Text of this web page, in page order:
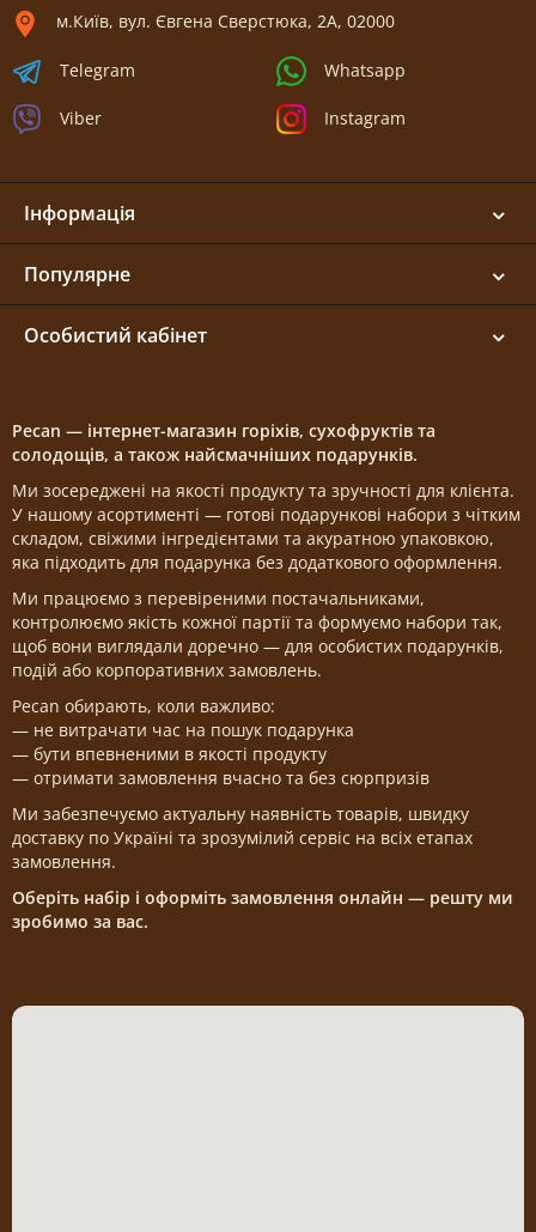
м.Київ, вул. Євгена Сверстюка, 2А, 02000
Telegram
Viber
Whatsapp
Instagram
Інформація
Популярне
Особистий кабінет
Pecan — інтернет-магазин горіхів, сухофруктів та
солодощів, а також найсмачніших подарунків.
Ми зосереджені на якості продукту та зручності для клієнта.
У нашому асортименті — готові подарункові набори з чітким
складом, свіжими інгредієнтами та акуратною упаковкою,
яка підходить для подарунка без додаткового оформлення.
Ми працюємо з перевіреними постачальниками,
контролюємо якість кожної партії та формуємо набори так,
щоб вони виглядали доречно — для особистих подарунків,
подій або корпоративних замовлень.
Pecan обирають, коли важливо:
— не витрачати час на пошук подарунка
— бути впевненими в якості продукту
— отримати замовлення вчасно та без сюрпризів
Ми забезпечуємо актуальну наявність товарів, швидку
доставку по Україні та зрозумілий сервіс на всіх етапах
замовлення.
Оберіть набір і оформіть замовлення онлайн — решту ми
зробимо за вас.